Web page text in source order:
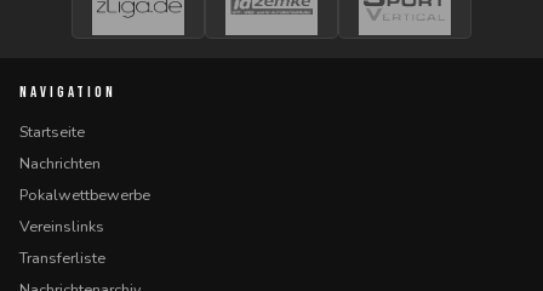
NAVIGATION
Startseite
Nachrichten
Pokalwettbewerbe
Vereinslinks
Transferliste